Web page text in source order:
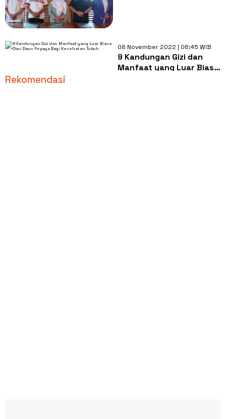
08 November 2022 | 06:45 WIB
9 Kandungan Gizi dan
Manfaat yang Luar Biasa
Rekomendasi